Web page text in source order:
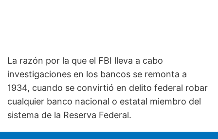
La razón por la que el FBI lleva a cabo
investigaciones en los bancos se remonta a
1934, cuando se convirtió en delito federal robar
cualquier banco nacional o estatal miembro del
sistema de la Reserva Federal.